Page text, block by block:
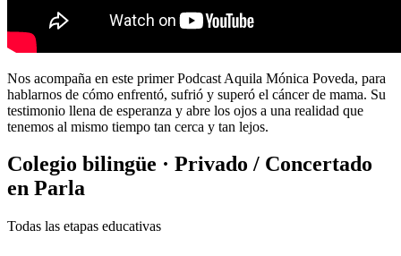
Nos acompaña en este primer Podcast Aquila Mónica Poveda, para
hablarnos de cómo enfrentó, sufrió y superó el cáncer de mama. Su
testimonio llena de esperanza y abre los ojos a una realidad que
tenemos al mismo tiempo tan cerca y tan lejos.
Colegio bilingüe · Privado / Concertado
en Parla
Todas las etapas educativas